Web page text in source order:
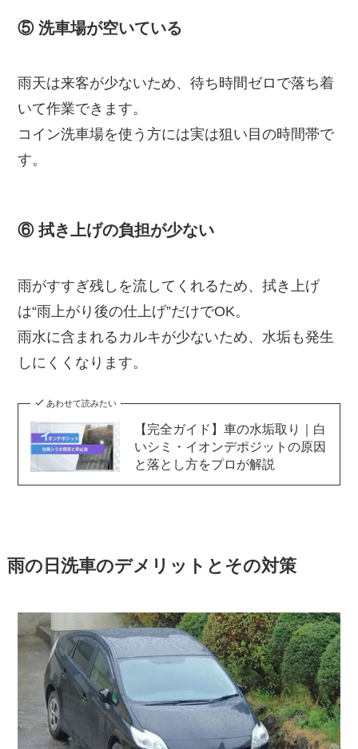
⑤ 洗車場が空いている
雨天は来客が少ないため、待ち時間ゼロで落ち着
いて作業できます。
コイン洗車場を使う方には実は狙い目の時間帯で
す。
⑥ 拭き上げの負担が少ない
雨がすすぎ残しを流してくれるため、拭き上げ
は“雨上がり後の仕上げ”だけでOK。
雨水に含まれるカルキが少ないため、水垢も発生
しにくくなります。
あわせて読みたい
【完全ガイド】車の水垢取り｜白
いシミ・イオンデポジットの原因
と落とし方をプロが解説
雨の日洗車のデメリットとその対策